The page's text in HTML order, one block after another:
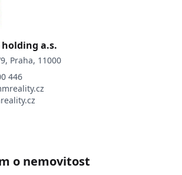
a.s.
Praha, 11000
446
o nemovitost